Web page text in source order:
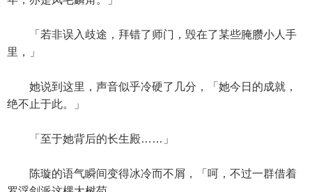
「若非误入歧途，拜错了师门，毁在了某些腌臜小人手
里，」
她说到这里，声音似乎冷硬了几分，「她今日的成就，
绝不止于此。」
「至于她背后的长生殿……」
陈璇的语气瞬间变得冰冷而不屑，「呵，不过一群借着